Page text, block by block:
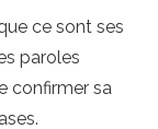
ce sont ses
paroles
confirmer sa